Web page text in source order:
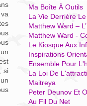
si
Ma Boîte À Outils
La Vie Derrière Le
Matthew Ward –
Matthew Ward -
Le Kiosque Aux
Inspirations
Ensemble Pour
La Loi De
Maitreya
Peter Deunov Et
Au Fil Du Net